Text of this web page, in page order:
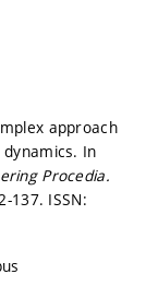
approach
In
Procedia.
137. ISSN: